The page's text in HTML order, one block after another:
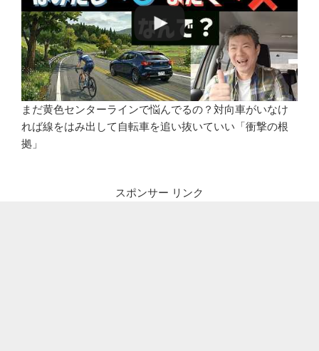
まだ黄色センターラインで悩んでるの？対向車がいなけ
れば線をはみ出して自転車を追い抜いていい「衝撃の根
拠」
スポンサー リンク